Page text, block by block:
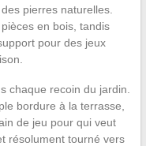
pierres naturelles.
en bois, tandis
pour des jeux
chaque recoin du jardin.
bordure à la terrasse,
de jeu pour qui veut
résolument tourné vers